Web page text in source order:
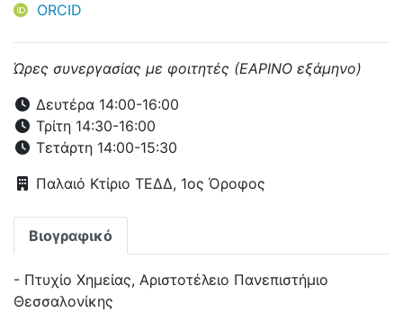
ORCID
Ώρες συνεργασίας με φοιτητές (ΕΑΡΙΝΟ εξάμηνο)
Δευτέρα 14:00-16:00
Τρίτη 14:30-16:00
Τετάρτη 14:00-15:30
Παλαιό Κτίριο ΤΕΔΔ, 1ος Όροφος
Βιογραφικό
- Πτυχίο Χημείας, Αριστοτέλειο Πανεπιστήμιο
Θεσσαλονίκης